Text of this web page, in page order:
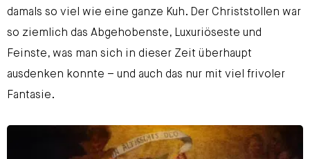
damals so viel wie eine ganze Kuh. Der Christstollen war
so ziemlich das Abgehobenste, Luxuriöseste und
Feinste, was man sich in dieser Zeit überhaupt
ausdenken konnte – und auch das nur mit viel frivoler
Fantasie.